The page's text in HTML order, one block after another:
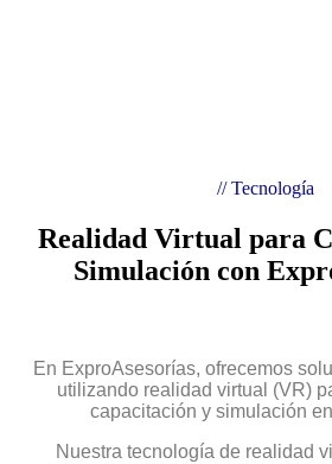
// Tecnología
Realidad Virtual para
Simulación con
En ExproAsesorías, ofrecemos
utilizando realidad virtual (VR)
capacitación y simulación
Nuestra tecnología de realidad